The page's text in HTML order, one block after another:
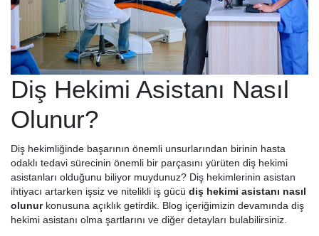
Diş Hekimi Asistanı Nasıl
Olunur?
Diş hekimliğinde başarının önemli unsurlarından birinin hasta
odaklı tedavi sürecinin önemli bir parçasını yürüten diş hekimi
asistanları olduğunu biliyor muydunuz? Diş hekimlerinin asistan
ihtiyacı artarken işsiz ve nitelikli iş gücü diş hekimi asistanı nasıl
olunurkonusuna açıklık getirdik. Blog içeriğimizin devamında diş
hekimi asistanı olma şartlarını ve diğer detayları bulabilirsiniz.